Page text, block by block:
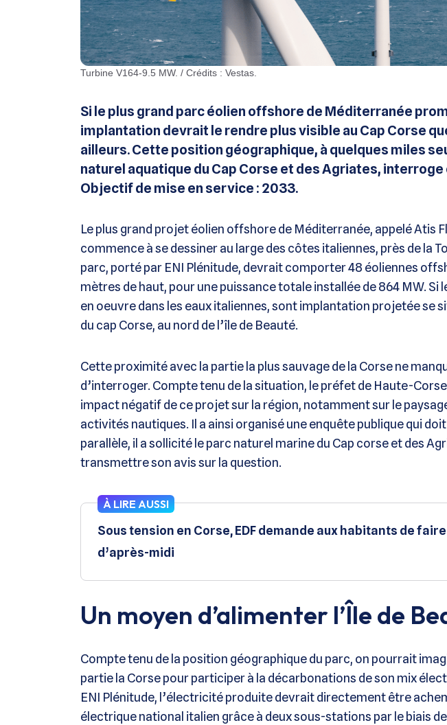
Turbine V164-9.5 MW. / Crédits : Vestas.
Si le plus grand parc éolien offshore de Méditerranée
implantation devrait le rendre plus visible au Cap Corse
ailleurs. Cette position géographique, à quelques miles
naturel aquatique du Cap Corse et des Agriates,
Objectif de mise en service : 2033.
Le plus grand projet éolien offshore de Méditerranée, appelé Atis
commence à se dessiner au large des côtes italiennes, près de la
parc, porté par ENI Plénitude, devrait comporter 48 éoliennes
mètres de haut, pour une puissance totale installée de 864 MW. Si
en oeuvre dans les eaux italiennes, sont implantation projetée se
du cap Corse, au nord de l’île de Beauté.
Cette proximité avec la partie la plus sauvage de la Corse ne
d’interroger. Compte tenu de la situation, le préfet de Haute-
impact négatif de ce projet sur la région, notamment sur le
activités nautiques. Il a ainsi organisé une enquête publique qui doit
parallèle, il a sollicité le parc naturel marine du Cap corse et des
transmettre son avis sur la question.
À LIRE AUSSI
Sous tension en Corse, EDF demande aux habitants de
d’après-midi
Un moyen d’alimenter l’Île de
Compte tenu de la position géographique du parc, on pourrait
partie la Corse pour participer à la décarbonations de son mix
ENI Plénitude, l’électricité produite devrait directement être
électrique national italien grâce à deux sous-stations par le biais